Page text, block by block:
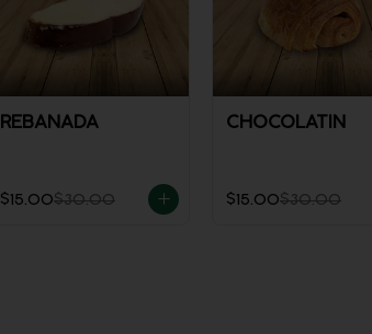
REBANADA
$15.00$30.00
CHOCOLATIN
$15.00$30.00